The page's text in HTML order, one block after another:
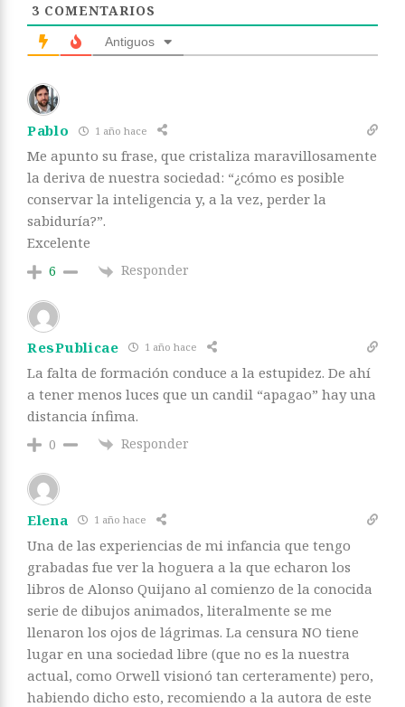
3 COMENTARIOS
Antiguos
Pablo 1 año hace
Me apunto su frase, que cristaliza maravillosamente
la deriva de nuestra sociedad: “¿cómo es posible
conservar la inteligencia y, a la vez, perder la
sabiduría?”.
Excelente
6 Responder
ResPublicae 1 año hace
La falta de formación conduce a la estupidez. De ahí
a tener menos luces que un candil “apagao” hay una
distancia ínfima.
0 Responder
Elena 1 año hace
Una de las experiencias de mi infancia que tengo
grabadas fue ver la hoguera a la que echaron los
libros de Alonso Quijano al comienzo de la conocida
serie de dibujos animados, literalmente se me
llenaron los ojos de lágrimas. La censura NO tiene
lugar en una sociedad libre (que no es la nuestra
actual, como Orwell visionó tan certeramente) pero,
habiendo dicho esto, recomiendo a la autora de este